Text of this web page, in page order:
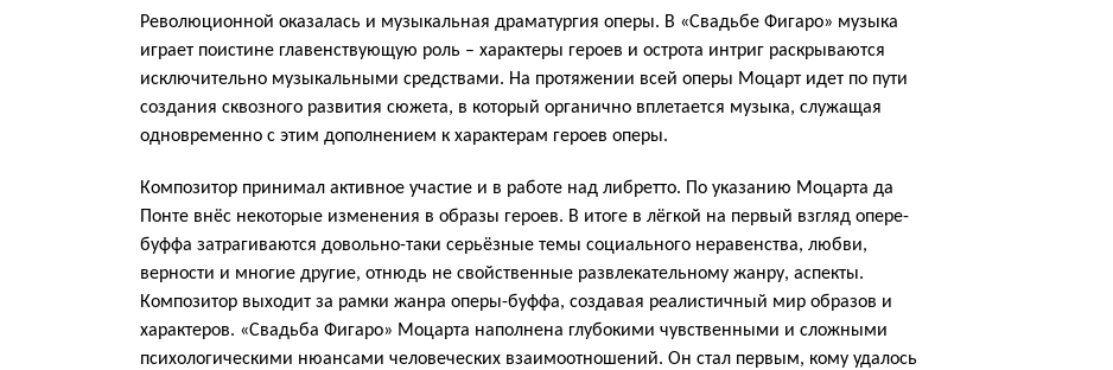
Революционной оказалась и музыкальная драматургия оперы. В «Свадьбе Фигаро» музыка
играет поистине главенствующую роль – характеры героев и острота интриг раскрываются
исключительно музыкальными средствами. На протяжении всей оперы Моцарт идет по пути
создания сквозного развития сюжета, в который органично вплетается музыка, служащая
одновременно с этим дополнением к характерам героев оперы.
Композитор принимал активное участие и в работе над либретто. По указанию Моцарта да
Понте внёс некоторые изменения в образы героев. В итоге в лёгкой на первый взгляд опере-
буффа затрагиваются довольно-таки серьёзные темы социального неравенства, любви,
верности и многие другие, отнюдь не свойственные развлекательному жанру, аспекты.
Композитор выходит за рамки жанра оперы-буффа, создавая реалистичный мир образов и
характеров. «Свадьба Фигаро» Моцарта наполнена глубокими чувственными и сложными
психологическими нюансами человеческих взаимоотношений. Он стал первым, кому удалось